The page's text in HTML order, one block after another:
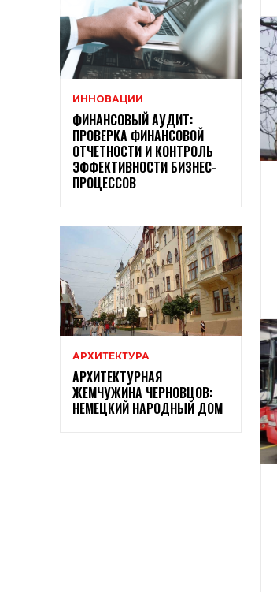
ИННОВАЦИИ
ФИНАНСОВЫЙ АУДИТ:
ПРОВЕРКА ФИНАНСОВОЙ
ОТЧЕТНОСТИ И КОНТРОЛЬ
ЭФФЕКТИВНОСТИ БИЗНЕС-
ПРОЦЕССОВ
АРХИТЕКТУРА
АРХИТЕКТУРНАЯ
ЖЕМЧУЖИНА ЧЕРНОВЦОВ:
НЕМЕЦКИЙ НАРОДНЫЙ ДОМ